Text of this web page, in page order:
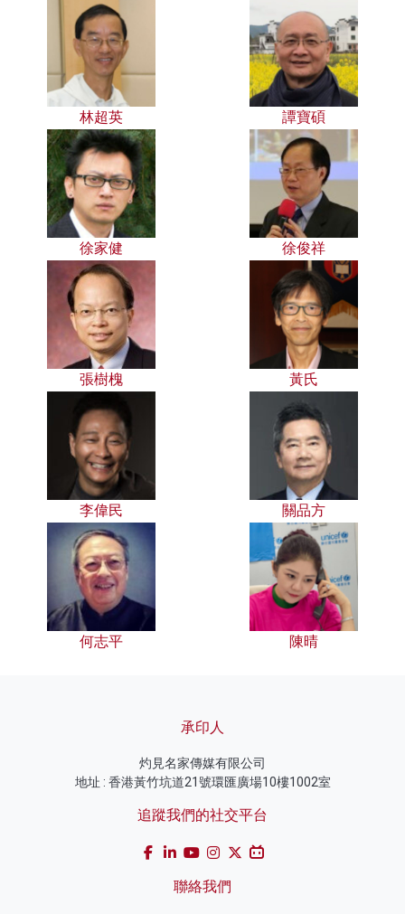
林超英 譚寶碩
徐家健 徐俊祥
張樹槐 黃氏
李偉民 關品方
何志平 陳晴
承印人
灼見名家傳媒有限公司
地址 : 香港黃竹坑道21號環匯廣場10樓1002室
追蹤我們的社交平台
聯絡我們